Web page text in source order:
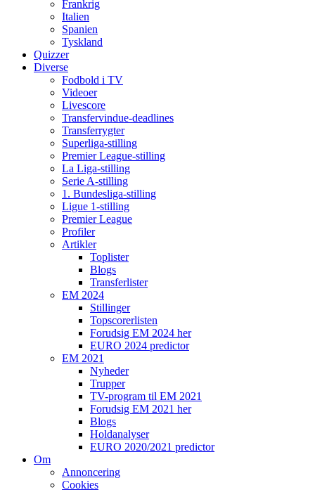
Frankrig
Italien
Spanien
Tyskland
Quizzer
Diverse
Fodbold i TV
Videoer
Livescore
Transfervindue-deadlines
Transferrygter
Superliga-stilling
Premier League-stilling
La Liga-stilling
Serie A-stilling
1. Bundesliga-stilling
Ligue 1-stilling
Premier League
Profiler
Artikler
Toplister
Blogs
Transferlister
EM 2024
Stillinger
Topscorerlisten
Forudsig EM 2024 her
EURO 2024 predictor
EM 2021
Nyheder
Trupper
TV-program til EM 2021
Forudsig EM 2021 her
Blogs
Holdanalyser
EURO 2020/2021 predictor
Om
Annoncering
Cookies